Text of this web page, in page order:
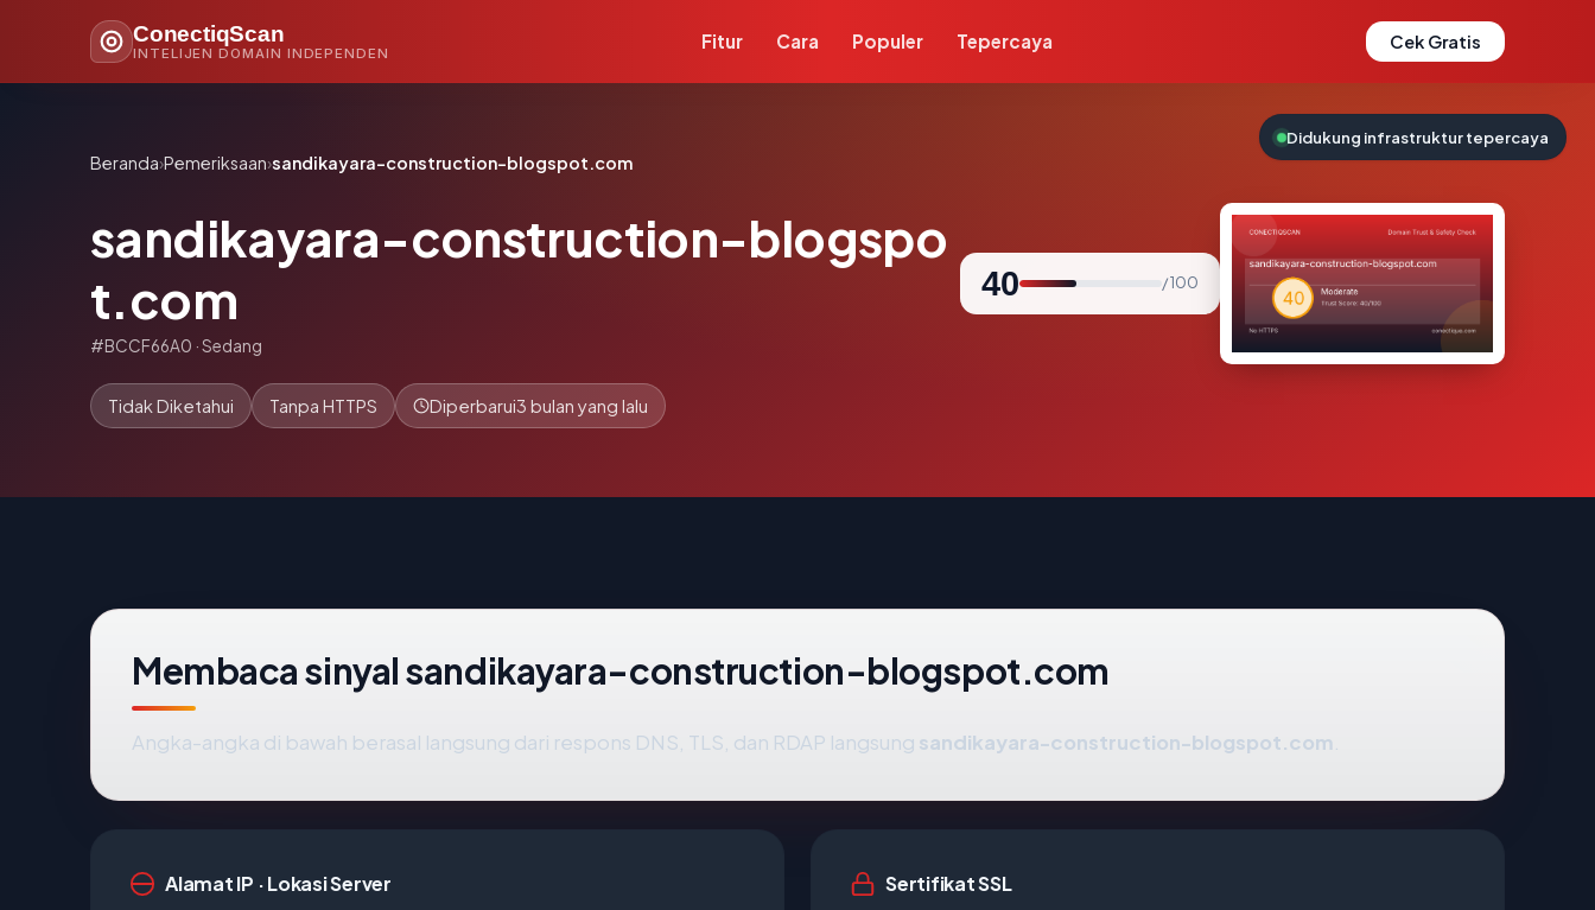
ConectiqScan
INTELIJEN DOMAIN INDEPENDEN
Fitur Cara Populer Tepercaya Cek Gratis
Beranda›Pemeriksaan›sandikayara-construction-blogspot.com
sandikayara-construction-blogspo
t.com
#BCCF66A0 · Sedang
40 / 100
Tidak Diketahui Tanpa HTTPS Diperbarui3 bulan yang lalu
Membaca sinyal sandikayara-construction-blogspot.com
Angka-angka di bawah berasal langsung dari respons DNS, TLS, dan RDAP langsung sandikayara-construction-blogspot.com
Alamat IP · Lokasi Server Sertifikat SSL
Didukung infrastruktur tepercaya